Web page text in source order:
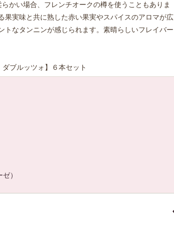
かい場合、フレンチオークの樽を使うこともありま
実味と共に熟した赤い果実やスパイスのアロマが広
なタンニンが感じられます。素晴らしいフレイバー
ブルッツォ】６本セット
）